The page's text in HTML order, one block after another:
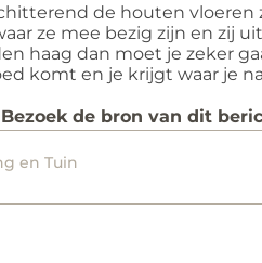
de houten
ze mee bezig zijn en zij
haag dan moet je zeker
komt en je krijgt waar je
Bezoek de bron van dit
en Tuin